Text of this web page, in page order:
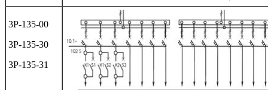
3Р-135-00
3Р-135-30
3Р-135-31